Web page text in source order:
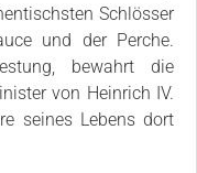
Schlösser
und der Perche.
bewahrt die
von Heinrich IV.
seines Lebens dort